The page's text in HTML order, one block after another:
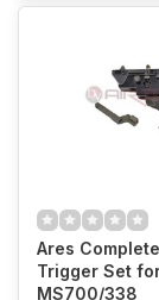
Ares
Trigger Set for
MS700/338